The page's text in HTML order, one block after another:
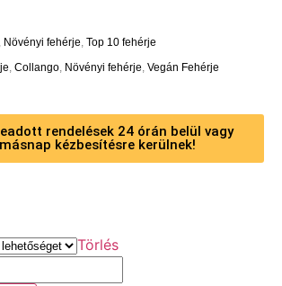
, Növényi fehérje, Top 10 fehérje
, Collango, Növényi fehérje, Vegán Fehérje
rendelések 24 órán belül vagy
kézbesítésre kerülnek!
Törlés